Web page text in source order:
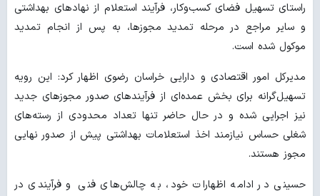
راستای تسهیل فضای کسب‌وکار، فرآیند استعلام از نهادهای بهداشتی
و سایر مراجع در مرحله تمدید مجوزها، به پس از انجام تمدید
موکول شده است.
مدیرکل امور اقتصادی و دارایی خراسان رضوی اظهار کرد: این رویه
تسهیل‌گرانه برای بخش عمده‌ای از فرآیندهای صدور مجوزهای جدید
نیز اجرایی شده و در حال حاضر تنها تعداد محدودی از رسته‌های
شغلی حساس نیازمند اخذ استعلامات بهداشتی پیش از صدور نهایی
مجوز هستند.
حسینی در ادامه اظهارات خود، به چالش‌های فنی و فرآیندی در